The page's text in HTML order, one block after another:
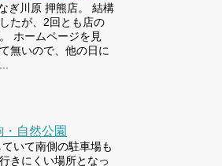
ぎ川原 押熊店。 結構
たが、2回とも店の
ホームページを見
無いので、他の日に
自然公園
いて南側の駐車場も
きにくい場所となっ